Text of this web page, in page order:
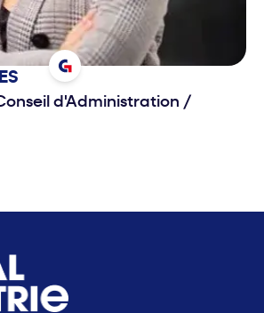
d'Administration /